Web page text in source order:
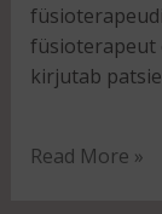
füsioterapeut
kirjutab
Read More »